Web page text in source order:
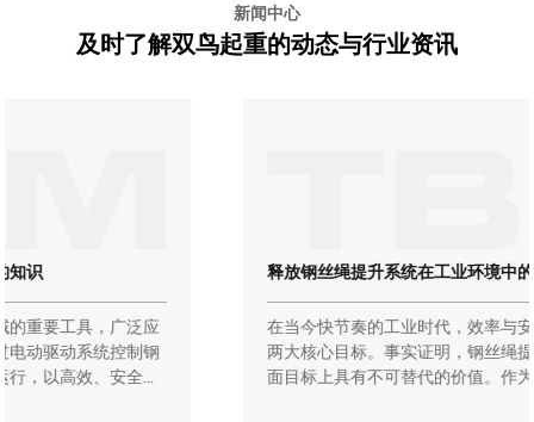
新闻中心
及时了解双鸟起重的动态与行业资讯
释放钢丝绳提升系统在工业环境中的优势
在当今快节奏的工业时代，效率与安全始终是企业运营的
两大核心目标。事实证明，钢丝绳提升系统在实现这两方
面目标上具有不可替代的价值。作为现代起重设备的重要